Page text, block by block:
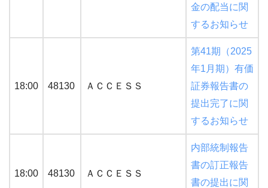
金の配当に関
するお知らせ
18:00 48130 ＡＣＣＥＳＳ
第41期（2025
年1月期）有価
証券報告書の
提出完了に関
するお知らせ
18:00 48130 ＡＣＣＥＳＳ
内部統制報告
書の訂正報告
書の提出に関